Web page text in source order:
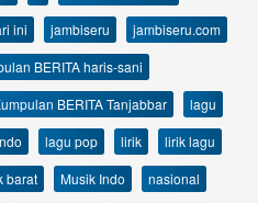
ini jambiseru
jambiseru.com
BERITA haris-sani
BERITA Tanjabbar
lagu
lagu pop lirik
lirik lagu
barat Musik Indo
nasional